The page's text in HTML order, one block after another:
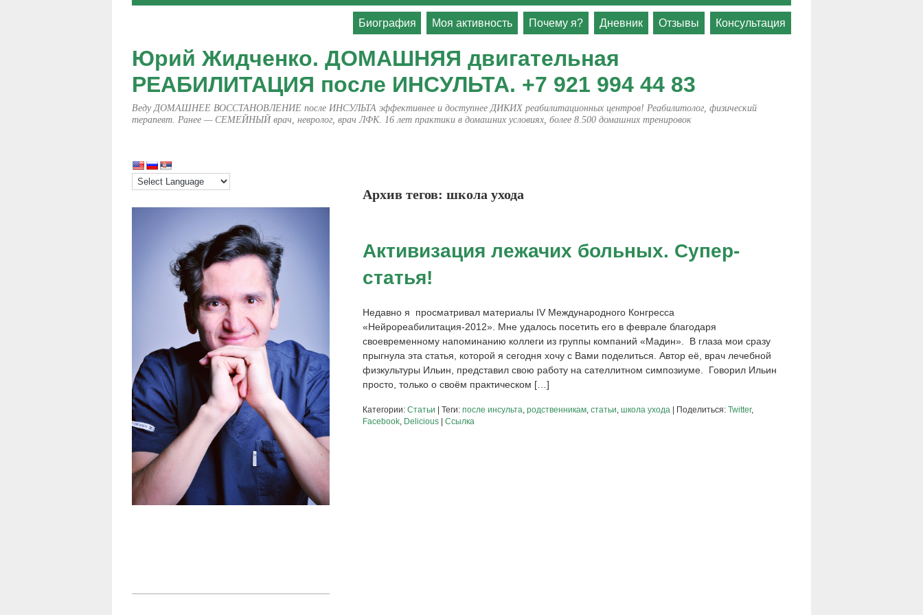
Биография Моя активность Почему я? Дневник Отзывы Консультация
Юрий Жидченко. ДОМАШНЯЯ двигательная
РЕАБИЛИТАЦИЯ после ИНСУЛЬТА. +7 921 994 44 83
Веду ДОМАШНЕЕ ВОССТАНОВЛЕНИЕ после ИНСУЛЬТА эффективнее и доступнее ДИКИХ реабилитационных центров! Реабилитолог, физический
терапевт. Ранее — СЕМЕЙНЫЙ врач, невролог, врач ЛФК. 16 лет практики в домашних условиях, более 8.500 домашних тренировок
Архив тегов: школа ухода
Активизация лежачих больных. Супер-
статья!
Недавно я просматривал материалы IV Международного Конгресса
«Нейрореабилитация-2012». Мне удалось посетить его в феврале благодаря
своевременному напоминанию коллеги из группы компаний «Мадин». В глаза мои сразу
прыгнула эта статья, которой я сегодня хочу с Вами поделиться. Автор её, врач лечебной
физкультуры Ильин, представил свою работу на сателлитном симпозиуме. Говорил Ильин
просто, только о своём практическом […]
Категории: Статьи | Теги: после инсульта родственникам статьи школа ухода | Поделиться: Twitter,
Facebook
Delicious Ссылка